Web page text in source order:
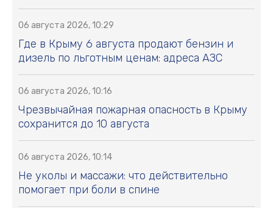
06 августа 2026, 10:29
Где в Крыму 6 августа продают бензин и
дизель по льготным ценам: адреса АЗС
06 августа 2026, 10:16
Чрезвычайная пожарная опасность в Крыму
сохранится до 10 августа
06 августа 2026, 10:14
Не уколы и массажи: что действительно
помогает при боли в спине